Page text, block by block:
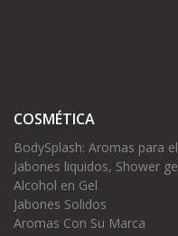
COSMÉTICA
BodySplash: Aromas para
Jabones liquidos, Shower
Alcohol en Gel
Jabones Solidos
Aromas Con Su Marca